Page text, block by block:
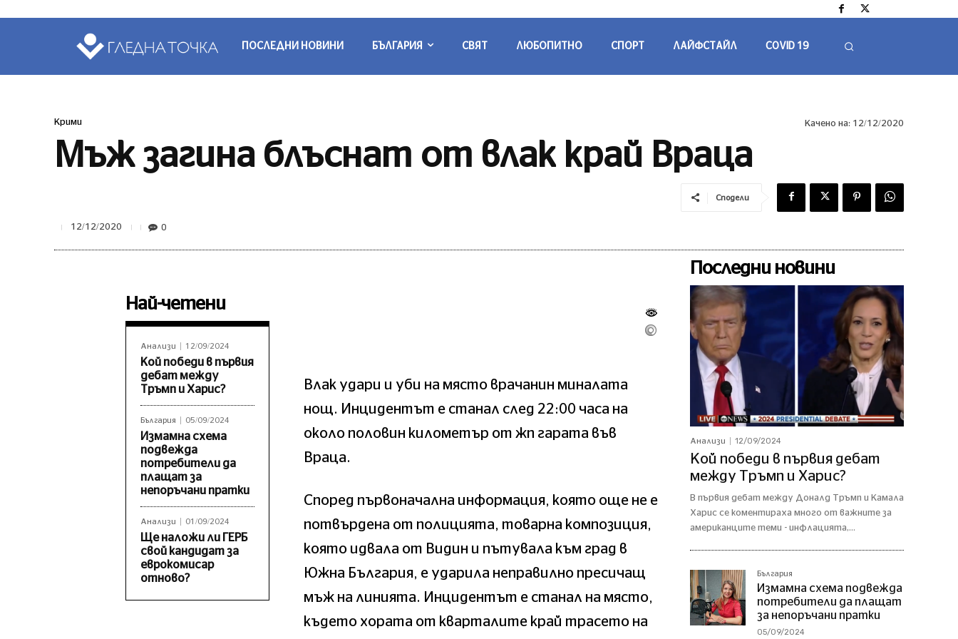
ПОСЛЕДНИ НОВИНИ БЪЛГАРИЯ СВЯТ ЛЮБОПИТНО СПОРТ ЛАЙФСТАЙЛ COVID 19
Крими Качено на: 12/12/2020
Мъж загина блъснат от влак край Враца
Сподели
12/12/2020 0
Най-четени
Анализи 12/09/2024
Кой победи в първия
дебат между
Тръмп и Харис?
България 05/09/2024
Измамна схема
подвежда
потребители да
плащат за
непоръчани пратки
Анализи 01/09/2024
Ще наложи ли ГЕРБ
свой кандидат за
еврокомисар
отново?
Влак удари и уби на място врачанин миналата
нощ. Инцидентът е станал след 22:00 часа на
около половин километър от жп гарата във
Враца.
Според първоначална информация, която още не е
потвърдена от полицията, товарна композиция,
която идвала от Видин и пътувала към град в
Южна България, е ударила неправилно пресичащ
мъж на линията. Инцидентът е станал на място,
където хората от кварталите край трасето на
Последни новини
Анализи 12/09/2024
Кой победи в първия дебат
между Тръмп и Харис?
В първия дебат между Доналд Тръмп и Камала
Харис се коментираха много от важните за
американците теми - инфлацията,...
България
Измамна схема подвежда
потребители да плащат
за непоръчани пратки
05/09/2024